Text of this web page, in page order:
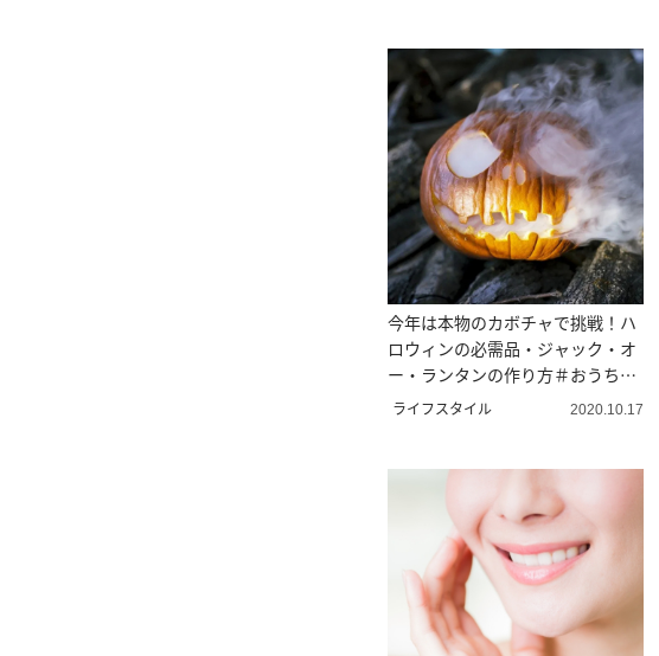
今年は本物のカボチャで挑戦！ハ
ロウィンの必需品・ジャック・オ
ー・ランタンの作り方＃おうちハ
ロウィンを楽しむ
ライフスタイル 2020.10.17